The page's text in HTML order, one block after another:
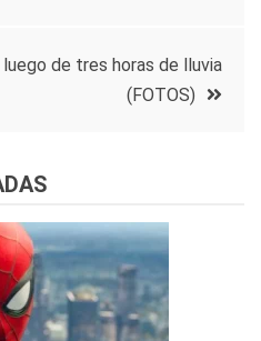
de tres horas de lluvia
(FOTOS)